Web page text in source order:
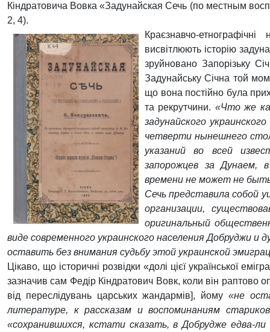
Кіндратовича Вовка «Задунайская Сечь (по местным
2, 4).
Краєзнавчо-
висвітлюють історію
зруйновано Запорізьку
Задунайську Січна той
що вона постійно була
та рекрутчини. «Что же
задунайского
четверти нынешнего
указаний во всей
запорожцев за Дунаем,
времени не может не
Сечь представила собой
организации,
оригинальный
виде современного украинского населения Добруджи
оставить без внимания судьбу этой украинской
Цікаво, що історичні розвідки «долі цієї української
зазначив сам Федір Кіндратович Вовк, коли він раптово
від переслідувань царських жандармів], йому «не
литературе, к рассказам и воспоминаниям
«сохранившихся, кстати сказать, в Добрудже едва-